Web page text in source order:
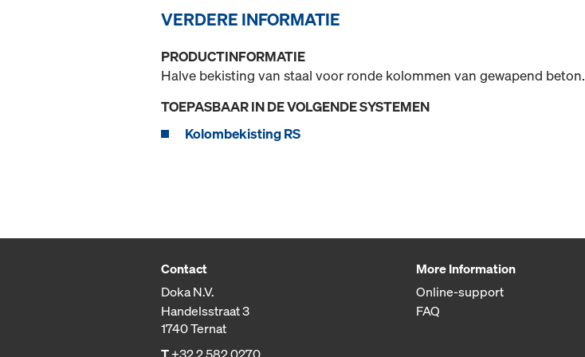
VERDERE INFORMATIE
PRODUCTINFORMATIE
Halve bekisting van staal voor ronde kolommen van gewapend beton.
TOEPASBAAR IN DE VOLGENDE SYSTEMEN
Kolombekisting RS
Contact
Doka N.V.
Handelsstraat 3
1740 Ternat
More Information
Online-support
FAQ